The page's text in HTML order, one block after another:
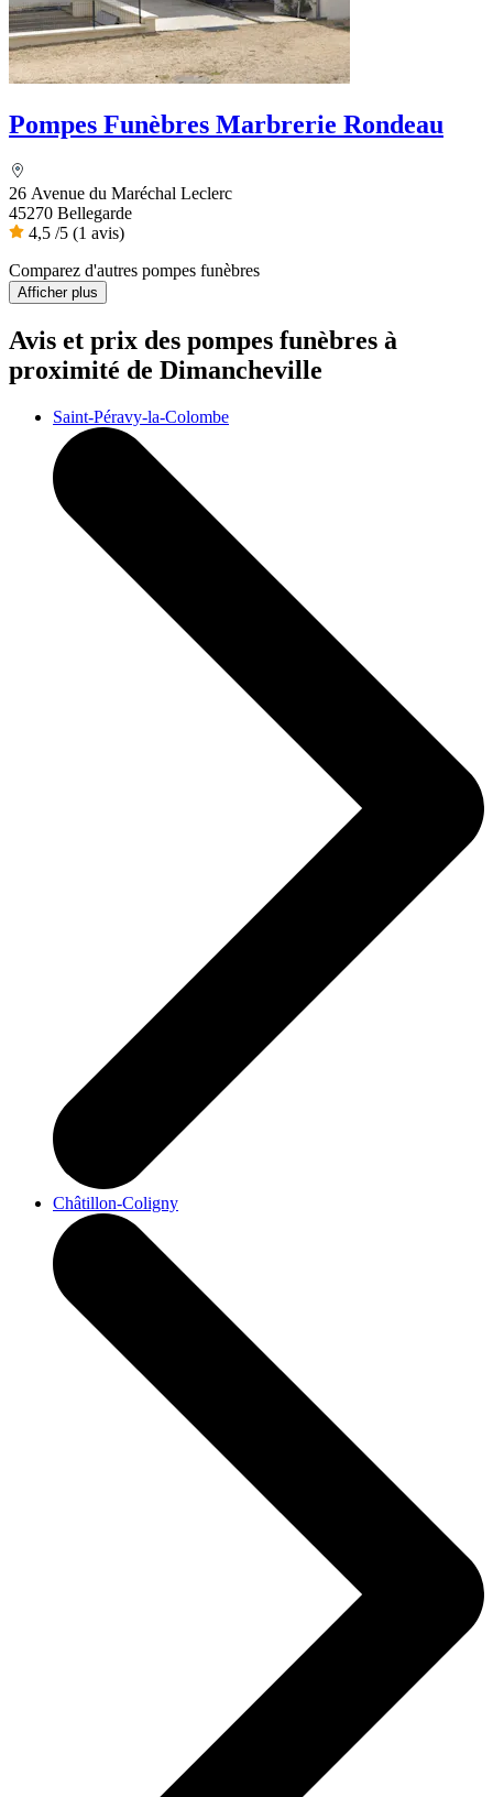
Pompes Funèbres Marbrerie Rondeau
26 Avenue du Maréchal Leclerc
45270 Bellegarde
4,5 /5 (1 avis)
Comparez d'autres pompes funèbres
Afficher plus
Avis et prix des pompes funèbres à
proximité de Dimancheville
Saint-Péravy-la-Colombe
Châtillon-Coligny